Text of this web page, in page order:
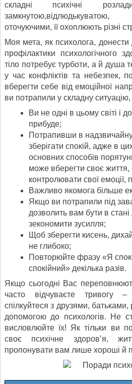
складні психічні
оточуючими, її охоплюють різні
Моя мета, як психолога, донести
профілактики психологічного
тіло потребує турботи, а й душа
у час конфліктів та небезпек,
вберегти себе від емоційної
ви потрапили у складну
Ви не одні в цьому світі і
прибуде;
Потрапивши в
зберігати спокій, адже в
основних способів
може вберегти своє життя,
контролювати свої емоції,
Важливо якомога більше
Якщо ви потрапили під
дозволить вам бути в стані
зекономити зусилля;
Щоб зберегти кисень,
не глибоко;
Повторюйте фразу «Я
спокійний» декілька разів.
Якщо сьогодні Вас
часто відчуваєте тривогу
спілкуйтеся з друзями,
допомогою до психологів. Не
висловлюйте їх! Як тільки ви
своє психічне здоров’я,
пропонувати вам лише хороші й